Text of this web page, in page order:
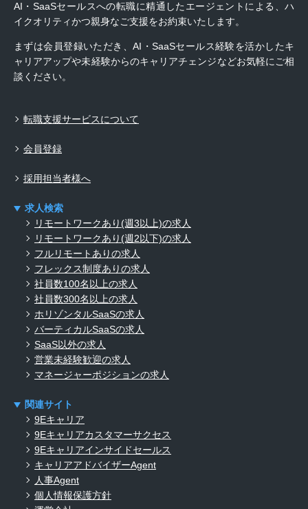
AI・SaaSセールスへの転職に精通したエージェントによる、ハ
イクオリティかつ親身なご支援をお約束いたします。
まずは会員登録いただき、AI・SaaSセールス経験を活かしたキ
ャリアアップや未経験からのキャリアチェンジなどお気軽にご相
談ください。
転職支援サービスについて
会員登録
採用担当者様へ
求人検索
リモートワークあり(週3以上)の求人
リモートワークあり(週2以下)の求人
フルリモートありの求人
フレックス制度ありの求人
社員数100名以上の求人
社員数300名以上の求人
ホリゾンタルSaaSの求人
バーティカルSaaSの求人
SaaS以外の求人
営業未経験歓迎の求人
マネージャーポジションの求人
関連サイト
9Eキャリア
9Eキャリアカスタマーサクセス
9Eキャリアインサイドセールス
キャリアアドバイザーAgent
人事Agent
個人情報保護方針